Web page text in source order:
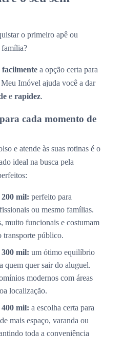
o primeiro apê ou
família?
a opção certa para
Imóvel ajuda você a dar
e rapidez.
cada momento de
e atende às suas rotinas é o
ideal na busca pela
mil: perfeito para
ou mesmo famílias.
muito funcionais e costumam
transporte público.
mil: um ótimo equilíbrio
quem quer sair do aluguel.
modernos com áreas
localização.
mil: a escolha certa para
mais espaço, varanda ou
toda a conveniência